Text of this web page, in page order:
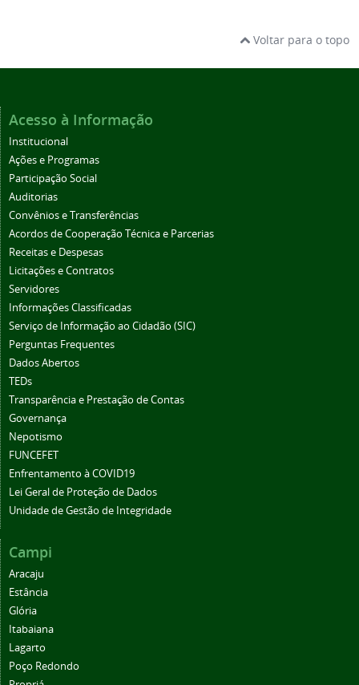
Voltar para o topo
Acesso à Informação
Institucional
Ações e Programas
Participação Social
Auditorias
Convênios e Transferências
Acordos de Cooperação Técnica e Parcerias
Receitas e Despesas
Licitações e Contratos
Servidores
Informações Classificadas
Serviço de Informação ao Cidadão (SIC)
Perguntas Frequentes
Dados Abertos
TEDs
Transparência e Prestação de Contas
Governança
Nepotismo
FUNCEFET
Enfrentamento à COVID19
Lei Geral de Proteção de Dados
Unidade de Gestão de Integridade
Campi
Aracaju
Estância
Glória
Itabaiana
Lagarto
Poço Redondo